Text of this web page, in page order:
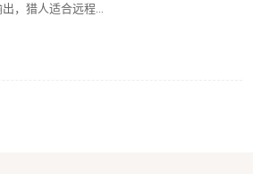
，猎人适合远程...